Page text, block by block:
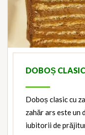
DOBOȘ
Doboș clasic cu
zahăr ars este
iubitorii de